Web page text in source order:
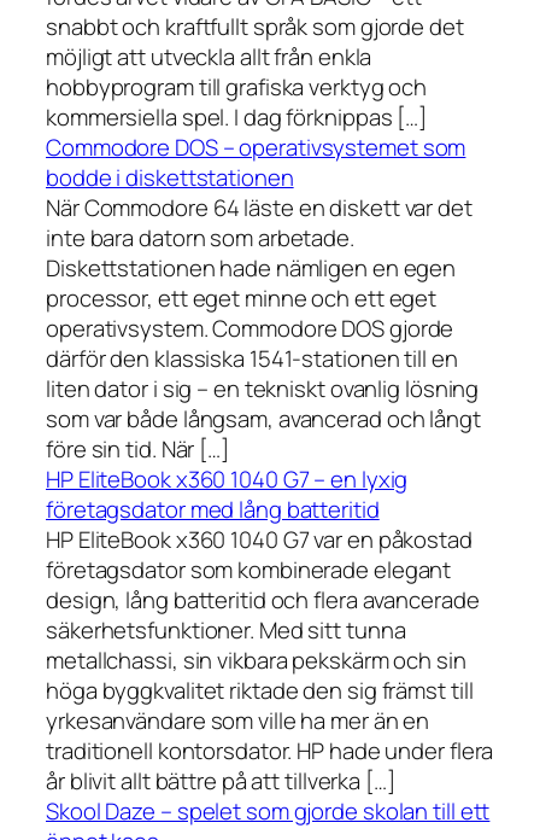
snabbt och kraftfullt språk som gjorde det
möjligt att utveckla allt från enkla
hobbyprogram till grafiska verktyg och
kommersiella spel. I dag förknippas […]
Commodore DOS – operativsystemet som
bodde i diskettstationen
När Commodore 64 läste en diskett var det
inte bara datorn som arbetade.
Diskettstationen hade nämligen en egen
processor, ett eget minne och ett eget
operativsystem. Commodore DOS gjorde
därför den klassiska 1541-stationen till en
liten dator i sig – en tekniskt ovanlig lösning
som var både långsam, avancerad och långt
före sin tid. När […]
HP EliteBook x360 1040 G7 – en lyxig
företagsdator med lång batteritid
HP EliteBook x360 1040 G7 var en påkostad
företagsdator som kombinerade elegant
design, lång batteritid och flera avancerade
säkerhetsfunktioner. Med sitt tunna
metallchassi, sin vikbara pekskärm och sin
höga byggkvalitet riktade den sig främst till
yrkesanvändare som ville ha mer än en
traditionell kontorsdator. HP hade under flera
år blivit allt bättre på att tillverka […]
Skool Daze – spelet som gjorde skolan till ett